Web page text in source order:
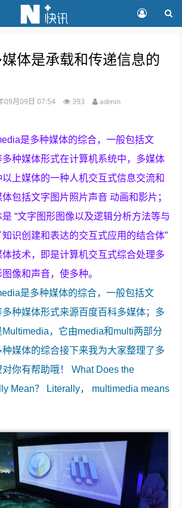
体是承载和传递信息的
09月09日 07:54 393 admin
是多种媒体的综合，一般包括文
种媒体形式在计算机系统中，多媒体
上媒体的一种人机交互式信息交流和
包括文字图片照片声音 动画和影片；
“文字图形图像以及逻辑分析方法等与
识创建和表达的交互式应用的结合体”
技术，即是计算机交互式综合处理多
像和声音，使多种。
是多种媒体的综合，一般包括文
种媒体形式来源百度百科多媒体；多
，它由media和multi两部分
媒体的综合接下来我为大家整理了多
你有帮助哦！ What Does the
Mean？ Literally， multimedia means